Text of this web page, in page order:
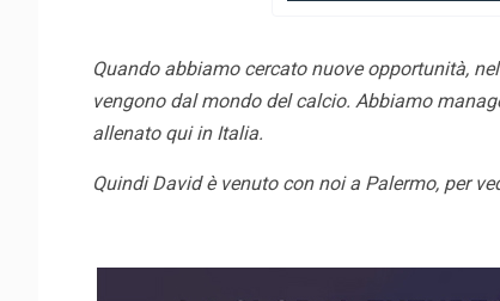
Quando abbiamo cercato nuove opportunità,
vengono dal mondo del calcio. Abbiamo
allenato qui in Italia.
Quindi David è venuto con noi a Palermo, per